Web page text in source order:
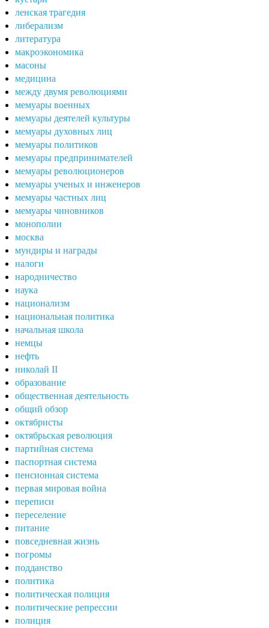
ленская трагедия
либерализм
литература
макроэкономика
масоны
медицина
между двумя революциями
мемуары военных
мемуары деятелей культуры
мемуары духовных лиц
мемуары политиков
мемуары предпринимателей
мемуары революционеров
мемуары ученых и инженеров
мемуары частных лиц
мемуары чиновников
монополии
москва
мундиры и награды
налоги
народничество
наука
национализм
национальная политика
начальная школа
немцы
нефть
николай II
образование
общественная деятельность
общий обзор
октябристы
октябрьская революция
партийная система
паспортная система
пенсионная система
первая мировая война
переписи
переселение
питание
повседневная жизнь
погромы
подданство
политика
политическая полиция
политические репрессии
полиция